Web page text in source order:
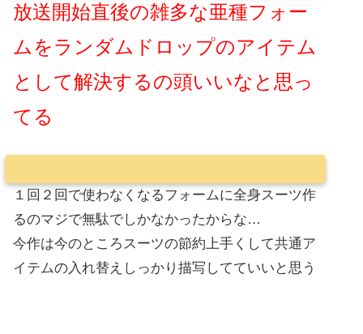
放送開始直後の雑多な亜種フォー
ムをランダムドロップのアイテム
として解決するの頭いいなと思っ
てる
１回２回で使わなくなるフォームに全身スーツ作
るのマジで無駄でしかなかったからな…
今作は今のところスーツの節約上手くして共通ア
イテムの入れ替えしっかり描写してていいと思う